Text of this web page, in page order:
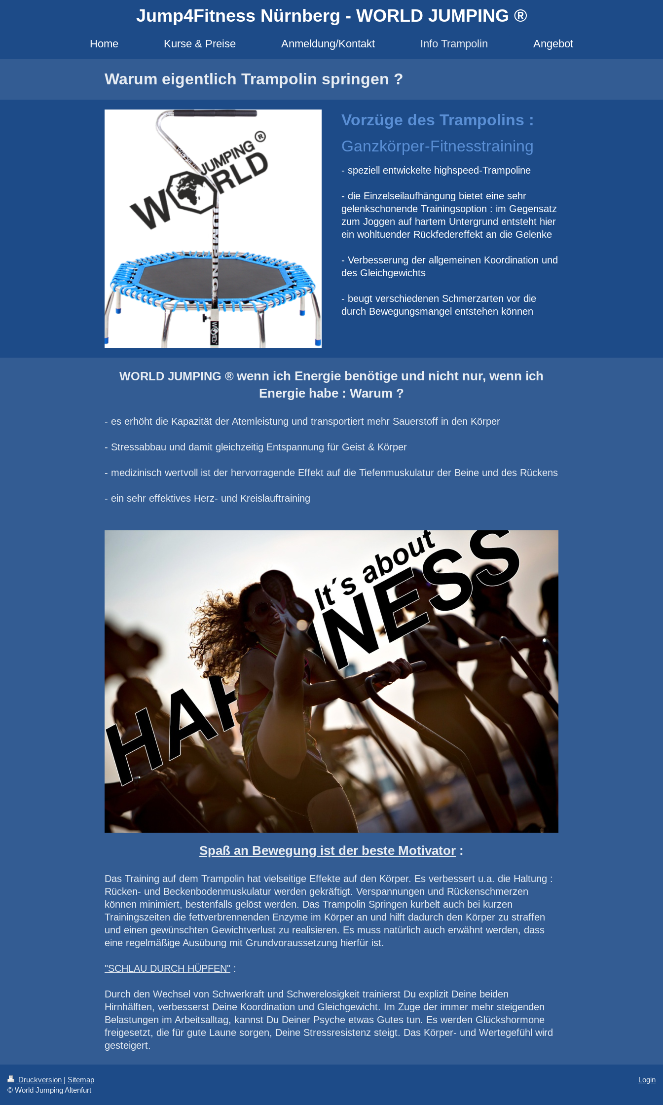
Jump4Fitness Nürnberg - WORLD JUMPING ®
Home Kurse & Preise Anmeldung/Kontakt Info Trampolin Angebot
Warum eigentlich Trampolin springen ?
Vorzüge des Trampolins :
Ganzkörper-Fitnesstraining
- speziell entwickelte highspeed-Trampoline
- die Einzelseilaufhängung bietet eine sehr
gelenkschonende Trainingsoption : im Gegensatz
zum Joggen auf hartem Untergrund entsteht hier
ein wohltuender Rückfedereffekt an die Gelenke
- Verbesserung der allgemeinen Koordination und
des Gleichgewichts
- beugt verschiedenen Schmerzarten vor die
durch Bewegungsmangel entstehen können
WORLD JUMPING ® wenn ich Energie benötige und nicht nur, wenn ich
Energie habe : Warum ?
- es erhöht die Kapazität der Atemleistung und transportiert mehr Sauerstoff in den Körper
- Stressabbau und damit gleichzeitig Entspannung für Geist & Körper
- medizinisch wertvoll ist der hervorragende Effekt auf die Tiefenmuskulatur der Beine und des Rückens
- ein sehr effektives Herz- und Kreislauftraining
Spaß an Bewegung ist der beste Motivator :
Das Training auf dem Trampolin hat vielseitige Effekte auf den Körper. Es verbessert u.a. die Haltung :
Rücken- und Beckenbodenmuskulatur werden gekräftigt. Verspannungen und Rückenschmerzen
können minimiert, bestenfalls gelöst werden. Das Trampolin Springen kurbelt auch bei kurzen
Trainingszeiten die fettverbrennenden Enzyme im Körper an und hilft dadurch den Körper zu straffen
und einen gewünschten Gewichtverlust zu realisieren. Es muss natürlich auch erwähnt werden, dass
eine regelmäßige Ausübung mit Grundvoraussetzung hierfür ist.
"SCHLAU DURCH HÜPFEN" :
Durch den Wechsel von Schwerkraft und Schwerelosigkeit trainierst Du explizit Deine beiden
Hirnhälften, verbesserst Deine Koordination und Gleichgewicht. Im Zuge der immer mehr steigenden
Belastungen im Arbeitsalltag, kannst Du Deiner Psyche etwas Gutes tun. Es werden Glückshormone
freigesetzt, die für gute Laune sorgen, Deine Stressresistenz steigt. Das Körper- und Wertegefühl wird
gesteigert.
Druckversion | Sitemap
© World Jumping Altenfurt
Login